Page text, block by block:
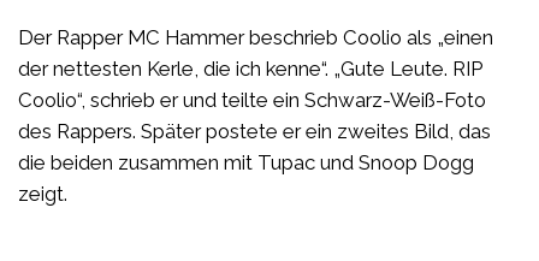
Der Rapper MC Hammer beschrieb Coolio als „einen
der nettesten Kerle, die ich kenne“. „Gute Leute. RIP
Coolio“, schrieb er und teilte ein Schwarz-Weiß-Foto
des Rappers. Später postete er ein zweites Bild, das
die beiden zusammen mit Tupac und Snoop Dogg
zeigt.